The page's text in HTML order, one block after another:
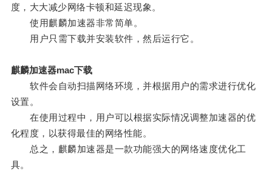
度，大大减少网络卡顿和延迟现象。
使用麒麟加速器非常简单。
用户只需下载并安装软件，然后运行它。
麒麟加速器mac下载
软件会自动扫描网络环境，并根据用户的需求进行优化
设置。
在使用过程中，用户可以根据实际情况调整加速器的优
化程度，以获得最佳的网络性能。
总之，麒麟加速器是一款功能强大的网络速度优化工
具。